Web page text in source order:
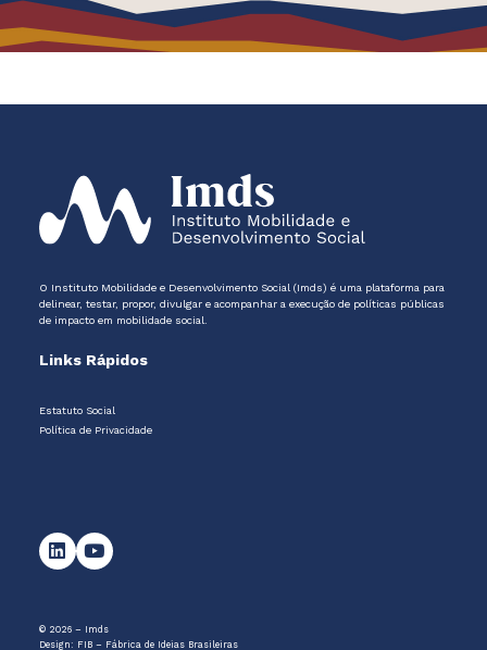
O Instituto Mobilidade e Desenvolvimento Social (Imds) é uma plataforma para
delinear, testar, propor, divulgar e acompanhar a execução de políticas públicas
de impacto em mobilidade social.
Links Rápidos
Estatuto Social
Política de Privacidade
© 2026 – Imds
Design: FIB – Fábrica de Ideias Brasileiras